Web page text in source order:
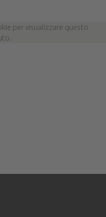
per visualizzare questo